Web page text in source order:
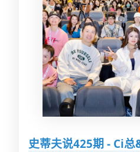
史蒂夫说425期 - Ci